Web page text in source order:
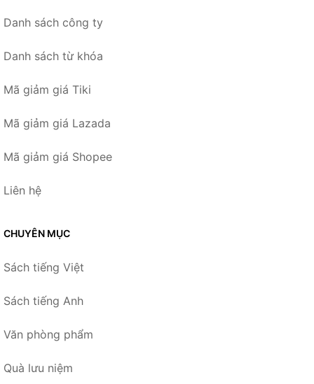
Danh sách công ty
Danh sách từ khóa
Mã giảm giá Tiki
Mã giảm giá Lazada
Mã giảm giá Shopee
Liên hệ
CHUYÊN MỤC
Sách tiếng Việt
Sách tiếng Anh
Văn phòng phẩm
Quà lưu niệm